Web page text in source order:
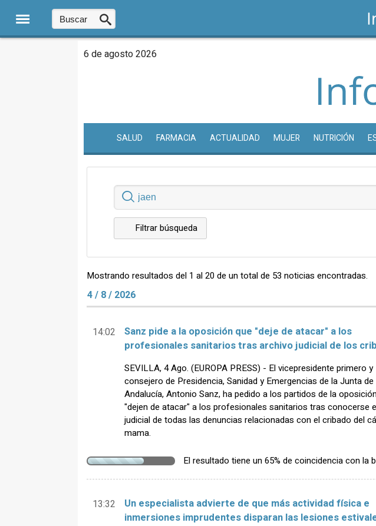
6 de agosto 2026
SALUD FARMACIA ACTUALIDAD MUJER NUTRICIÓN
Filtrar búsqueda
Mostrando resultados del 1 al 20 de un total de 53 noticias encontradas.
4 / 8 / 2026
14:02
Sanz pide a la oposición que "deje de atacar" a los
profesionales sanitarios tras archivo judicial de los
SEVILLA, 4 Ago. (EUROPA PRESS) - El vicepresidente primero y
consejero de Presidencia, Sanidad y Emergencias de la Junta de
Andalucía, Antonio Sanz, ha pedido a los partidos de la
"dejen de atacar" a los profesionales sanitarios tras conocerse
judicial de todas las denuncias relacionadas con el cribado del
mama.
El resultado tiene un 65% de coincidencia con la
13:32
Un especialista advierte de que más actividad física e
inmersiones imprudentes disparan las lesiones